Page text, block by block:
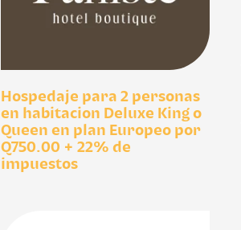
Hospedaje para 2 personas
en habitacion Deluxe King o
Queen en plan Europeo por
Q750.00 + 22% de
impuestos